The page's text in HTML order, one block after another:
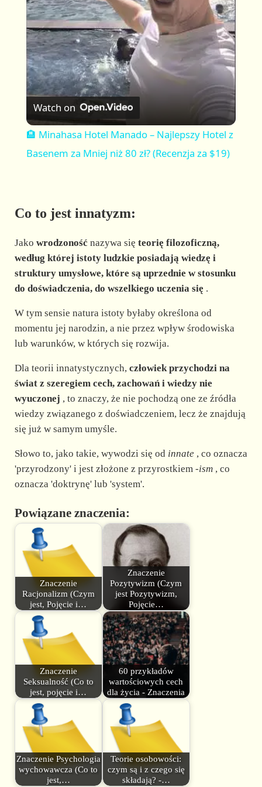
a
y
V
i
o
Watch on
🏨 Minahasa Hotel Manado – Najlepszy Hotel z
Basenem za Mniej niż 80 zł? (Recenzja za $19)
Co to jest innatyzm:
Jako wrodzoność nazywa się teorię filozoficzną,
według której istoty ludzkie posiadają wiedzę i
struktury umysłowe, które są uprzednie w stosunku
do doświadczenia, do wszelkiego uczenia się .
W tym sensie natura istoty byłaby określona od
momentu jej narodzin, a nie przez wpływ środowiska
lub warunków, w których się rozwija.
Dla teorii innatystycznych, człowiek przychodzi na
świat z szeregiem cech, zachowań i wiedzy nie
wyuczonej , to znaczy, że nie pochodzą one ze źródła
wiedzy związanego z doświadczeniem, lecz że znajdują
się już w samym umyśle.
Słowo to, jako takie, wywodzi się od innate , co oznacza
'przyrodzony' i jest złożone z przyrostkiem -ism, co
oznacza 'doktrynę' lub 'system'.
Powiązane znaczenia:
Znaczenie
Racjonalizm (Czym
jest, Pojęcie i…
Znaczenie
Pozytywizm (Czym
jest Pozytywizm,
Pojęcie…
Znaczenie
Seksualność (Co to
jest, pojęcie i…
60 przykładów
wartościowych cech
dla życia - Znaczenia
Znaczenie Psychologia
wychowawcza (Co to
jest,…
Teorie osobowości:
czym są i z czego się
składają? -…